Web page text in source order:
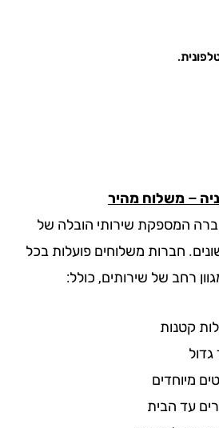
משלוח מהיר
שירותי הובלה של
חברות משלוחים פועלות בכל
של שירותים, כולל:
הבית